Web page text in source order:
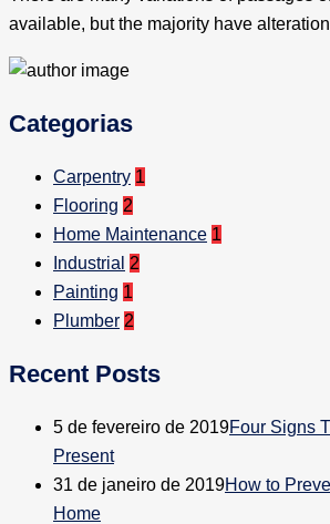
available, but the majority have
Categorias
Carpentry 1
Flooring 2
Home Maintenance 1
Industrial 2
Painting 1
Plumber 2
Recent Posts
5 de fevereiro de 2019Four Signs
Present
31 de janeiro de 2019How to
Home